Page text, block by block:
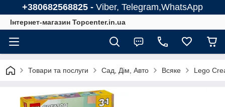
+380682568825 - Viber, Telegram,WhatsApp
Інтернет-магазин Topcenter.in.ua
Товари та послуги Сад, Дім, Авто Всяке Lego